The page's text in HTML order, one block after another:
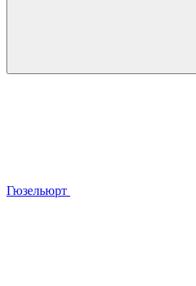
Гюзельюрт